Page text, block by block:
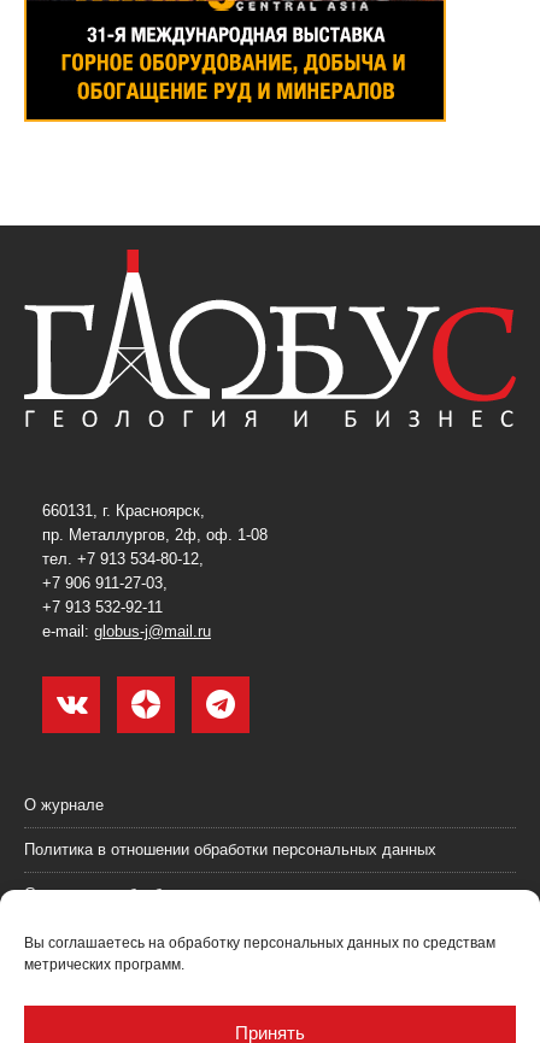
Вы соглашаетесь на обработку персональных данных по средствам
метрических программ.
Принять
660131, г. Красноярск,
пр. Металлургов, 2ф, оф. 1-08
тел. +7 913 534-80-12,
+7 906 911-27-03,
+7 913 532-92-11
e-mail: globus-j@mail.ru
О журнале
Политика в отношении обработки персональных данных
Согласие на обработку персональных данных
Пользовательское соглашение (оферта)